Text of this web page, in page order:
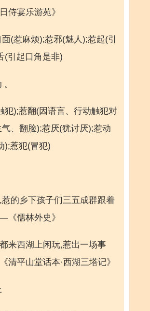
侍宴乐游苑》
(惹麻烦);惹邪(魅人);惹起(引
(引起口角是非)
犯);惹翻(因语言、行动触犯对
、翻脸);惹厌(犹讨厌);惹动
);惹犯(冒犯)
的乡下孩子们三五成群跟着
儒林外史》
来西湖上闲玩,惹出一场事
平山堂话本·西湖三塔记》